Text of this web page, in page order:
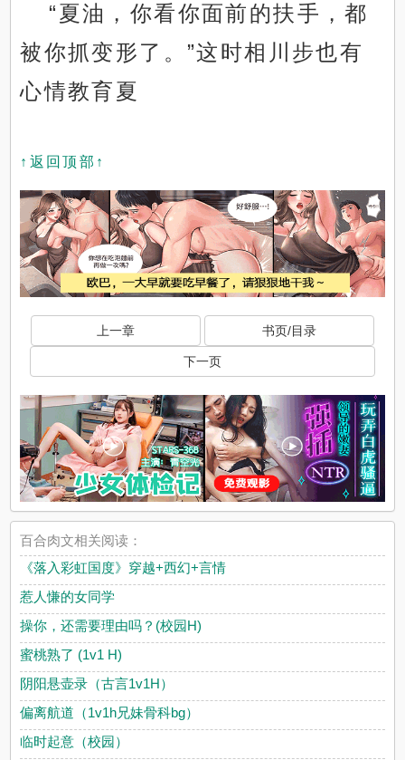
“夏油，你看你面前的扶手，都
被你抓变形了。”这时相川步也有
心情教育夏
↑返回顶部↑
上一章 书页/目录
下一页
百合肉文相关阅读：
《落入彩虹国度》穿越+西幻+言情
惹人慊的女同学
操你，还需要理由吗？(校园H)
蜜桃熟了 (1v1 H)
阴阳悬壶录（古言1v1H）
偏离航道（1v1h兄妹骨科bg）
临时起意（校园）